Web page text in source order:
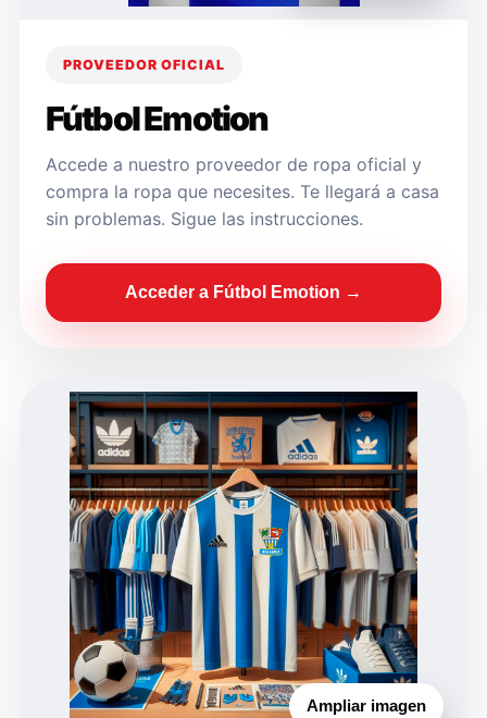
PROVEEDOR OFICIAL
Fútbol Emotion
Accede a nuestro proveedor de ropa oficial y
compra la ropa que necesites. Te llegará a casa
sin problemas. Sigue las instrucciones.
Acceder a Fútbol Emotion →
Ampliar imagen